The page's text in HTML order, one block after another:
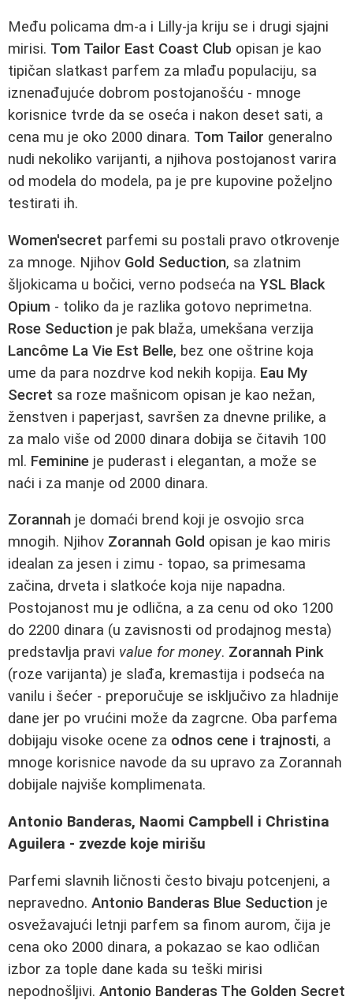
Među policama dm-a i Lilly-ja kriju se i drugi sjajni
mirisi. Tom Tailor East Coast Club opisan je kao
tipičan slatkast parfem za mlađu populaciju, sa
iznenađujuće dobrom postojanošću - mnoge
korisnice tvrde da se oseća i nakon deset sati, a
cena mu je oko 2000 dinara. Tom Tailor generalno
nudi nekoliko varijanti, a njihova postojanost varira
od modela do modela, pa je pre kupovine poželjno
testirati ih.
Women'secret parfemi su postali pravo otkrovenje
za mnoge. Njihov Gold Seduction, sa zlatnim
šljokicama u bočici, verno podseća na YSL Black
Opium - toliko da je razlika gotovo neprimetna.
Rose Seduction je pak blaža, umekšana verzija
Lancôme La Vie Est Belle, bez one oštrine koja
ume da para nozdrve kod nekih kopija. Eau My
Secret sa roze mašnicom opisan je kao nežan,
ženstven i paperjast, savršen za dnevne prilike, a
za malo više od 2000 dinara dobija se čitavih 100
ml. Feminine je puderast i elegantan, a može se
naći i za manje od 2000 dinara.
Zorannah je domaći brend koji je osvojio srca
mnogih. Njihov Zorannah Gold opisan je kao miris
idealan za jesen i zimu - topao, sa primesama
začina, drveta i slatkoće koja nije napadna.
Postojanost mu je odlična, a za cenu od oko 1200
do 2200 dinara (u zavisnosti od prodajnog mesta)
predstavlja pravi value for money. Zorannah Pink
(roze varijanta) je slađa, kremastija i podseća na
vanilu i šećer - preporučuje se isključivo za hladnije
dane jer po vrućini može da zagrcne. Oba parfema
dobijaju visoke ocene za odnos cene i trajnosti, a
mnoge korisnice navode da su upravo za Zorannah
dobijale najviše komplimenata.
Antonio Banderas, Naomi Campbell i Christina
Aguilera - zvezde koje mirišu
Parfemi slavnih ličnosti često bivaju potcenjeni, a
nepravedno. Antonio Banderas Blue Seduction je
osvežavajući letnji parfem sa finom aurom, čija je
cena oko 2000 dinara, a pokazao se kao odličan
izbor za tople dane kada su teški mirisi
nepodnošljivi. Antonio Banderas The Golden Secret